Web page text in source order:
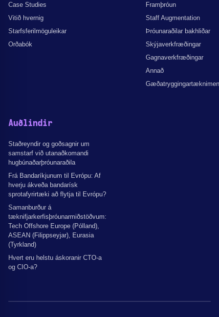
Case Studies
Vitið hvernig
Starfsferilmöguleikar
Orðabók
Framþróun
Staff Augmentation
Þróunaraðilar bakhliðar
Skýjaverkfræðingar
Gagnaverkfræðingar
Annað
Auðlindir
Staðreyndir og goðsagnir um
samstarf við utanaðkomandi
hugbúnaðarþróunaraðila
Frá Bandaríkjunum til Evrópu: Af
hverju ákveða bandarísk
sprotafyrirtæki að flytja til Evrópu?
Samanburður á
tæknifjarkerfisþróunarmiðstöðvum:
Tech Offshore Europe (Pólland),
ASEAN (Filippseyjar), Eurasia
(Tyrkland)
Hvert eru helstu áskoranir CTO-a
og CIO-a?